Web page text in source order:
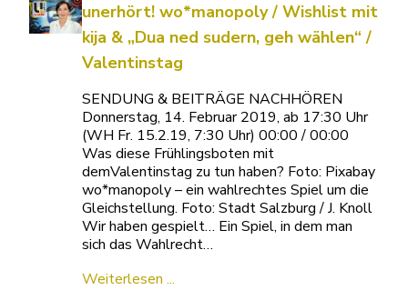
unerhört! wo*manopoly / Wishlist mit
kija & „Dua ned sudern, geh wählen“ /
Valentinstag
SENDUNG & BEITRÄGE NACHHÖREN
Donnerstag, 14. Februar 2019, ab 17:30 Uhr
(WH Fr. 15.2.19, 7:30 Uhr) 00:00 / 00:00
Was diese Frühlingsboten mit
demValentinstag zu tun haben? Foto: Pixabay
wo*manopoly – ein wahlrechtes Spiel um die
Gleichstellung. Foto: Stadt Salzburg / J. Knoll
Wir haben gespielt… Ein Spiel, in dem man
sich das Wahlrecht…
Weiterlesen ...